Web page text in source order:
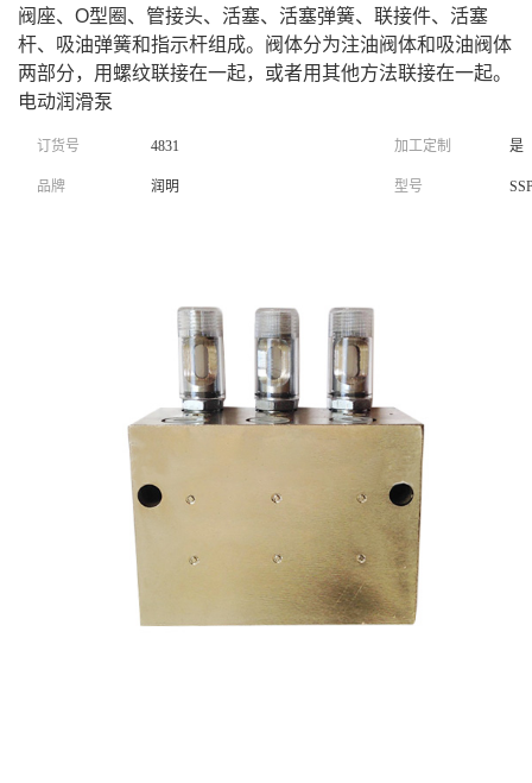
阀座、O型圈、管接头、活塞、活塞弹簧、联接件、活塞
杆、吸油弹簧和指示杆组成。阀体分为注油阀体和吸油阀体
两部分，用螺纹联接在一起，或者用其他方法联接在一起。
电动润滑泵
订货号 4831 加工定制 是
品牌 润明 型号